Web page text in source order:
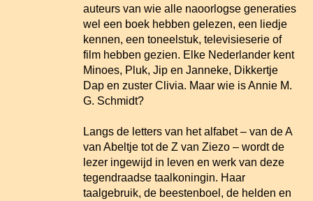
auteurs van wie alle naoorlogse generaties
wel een boek hebben gelezen, een liedje
kennen, een toneelstuk, televisieserie of
film hebben gezien. Elke Nederlander kent
Minoes, Pluk, Jip en Janneke, Dikkertje
Dap en zuster Clivia. Maar wie is Annie M.
G. Schmidt?
Langs de letters van het alfabet – van de A
van Abeltje tot de Z van Ziezo – wordt de
lezer ingewijd in leven en werk van deze
tegendraadse taalkoningin. Haar
taalgebruik, de beestenboel, de helden en